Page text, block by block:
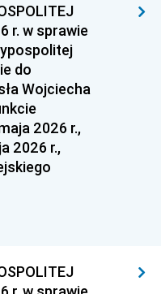
r. w sprawie
do
Wojciecha
2026 r.,
2026 r.,